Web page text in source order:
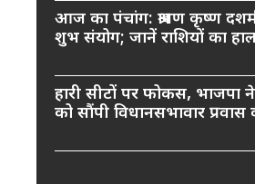
आज का पंचांग: श्रावण कृष्ण
शुभ संयोग; जानें राशियों का
हारी सीटों पर फोकस, भाजपा
को सौंपी विधानसभावार प्रवास